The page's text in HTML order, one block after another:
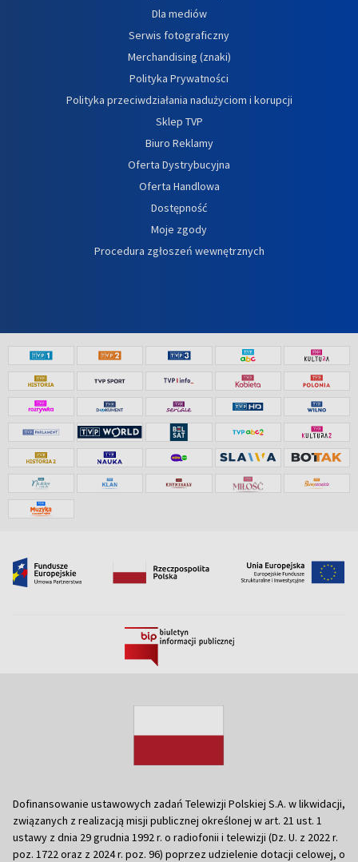
Dla mediów
Serwis fotograficzny
Merchandising (znaki)
Polityka Prywatności
Polityka przeciwdziałania nadużyciom i korupcji
Sklep TVP
Biuro Reklamy
Oferta Dystrybucyjna
Oferta Handlowa
Dostępność
Moje zgody
Procedura zgłoszeń wewnętrznych
Dofinansowanie ustawowych zadań Telewizji Polskiej S.A. w likwidacji,
związanych z realizacją misji publicznej określonej w art. 21 ust. 1
ustawy z dnia 29 grudnia 1992 r. o radiofonii i telewizji (Dz. U. z 2022 r.
poz. 1722 oraz z 2024 r. poz. 96) poprzez udzielenie dotacji celowej, o